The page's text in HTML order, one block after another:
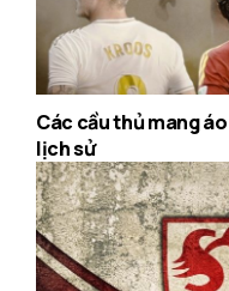
Các cầu thủ mang
lịch sử